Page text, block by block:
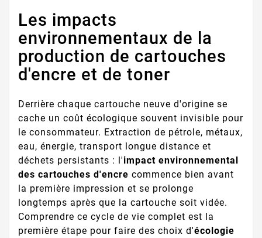
Les impacts
environnementaux de la
production de cartouches
d'encre et de toner
Derrière chaque cartouche neuve d'origine se
cache un coût écologique souvent invisible pour
le consommateur. Extraction de pétrole, métaux,
eau, énergie, transport longue distance et
déchets persistants : l'impact environnemental
des cartouches d'encre commence bien avant
la première impression et se prolonge
longtemps après que la cartouche soit vidée.
Comprendre ce cycle de vie complet est la
première étape pour faire des choix d'écologie